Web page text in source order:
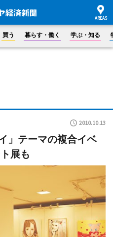
買う 暮らす・働く 学ぶ・知る
2010.10.13
」テーマの複合イベ
展も